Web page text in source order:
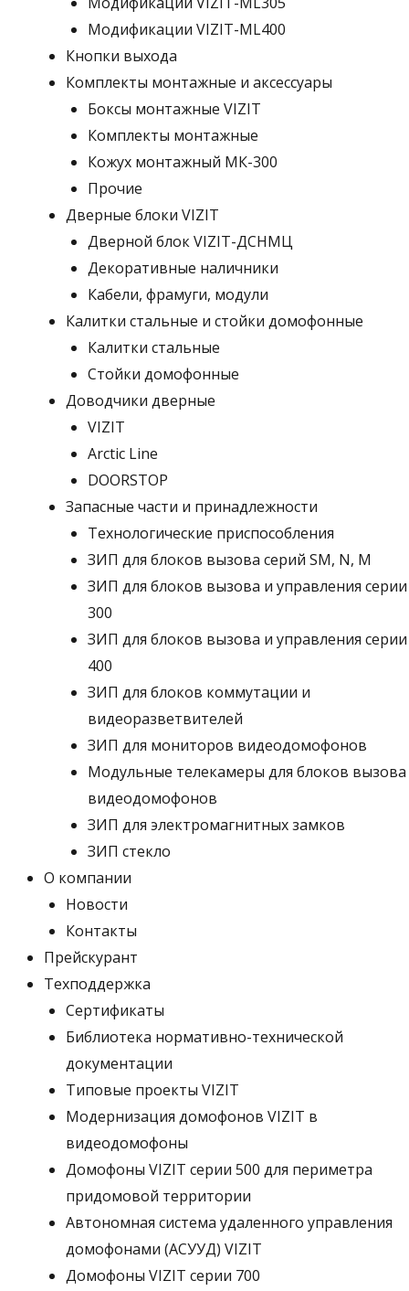
Модификации VIZIT-ML400
Кнопки выхода
Комплекты монтажные и аксессуары
Боксы монтажные VIZIT
Комплекты монтажные
Кожух монтажный МК-300
Прочие
Дверные блоки VIZIT
Дверной блок VIZIT-ДСНМЦ
Декоративные наличники
Кабели, фрамуги, модули
Калитки стальные и стойки домофонные
Калитки стальные
Стойки домофонные
Доводчики дверные
VIZIT
Arctic Line
DOORSTOP
Запасные части и принадлежности
Технологические приспособления
ЗИП для блоков вызова серий SM, N, M
ЗИП для блоков вызова и управления серии
300
ЗИП для блоков вызова и управления серии
400
ЗИП для блоков коммутации и
видеоразветвителей
ЗИП для мониторов видеодомофонов
Модульные телекамеры для блоков вызова
видеодомофонов
ЗИП для электромагнитных замков
ЗИП стекло
О компании
Новости
Контакты
Прейскурант
Техподдержка
Сертификаты
Библиотека нормативно-технической
документации
Типовые проекты VIZIT
Модернизация домофонов VIZIT в
видеодомофоны
Домофоны VIZIT серии 500 для периметра
придомовой территории
Автономная система удаленного управления
домофонами (АСУУД) VIZIT
Домофоны VIZIT серии 700